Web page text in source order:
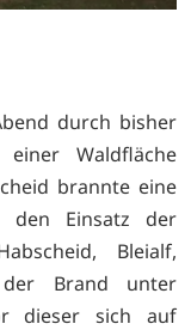
durch bisher
Waldfläche
brannte eine
den Einsatz der
Bleialf,
Brand unter
dieser sich auf